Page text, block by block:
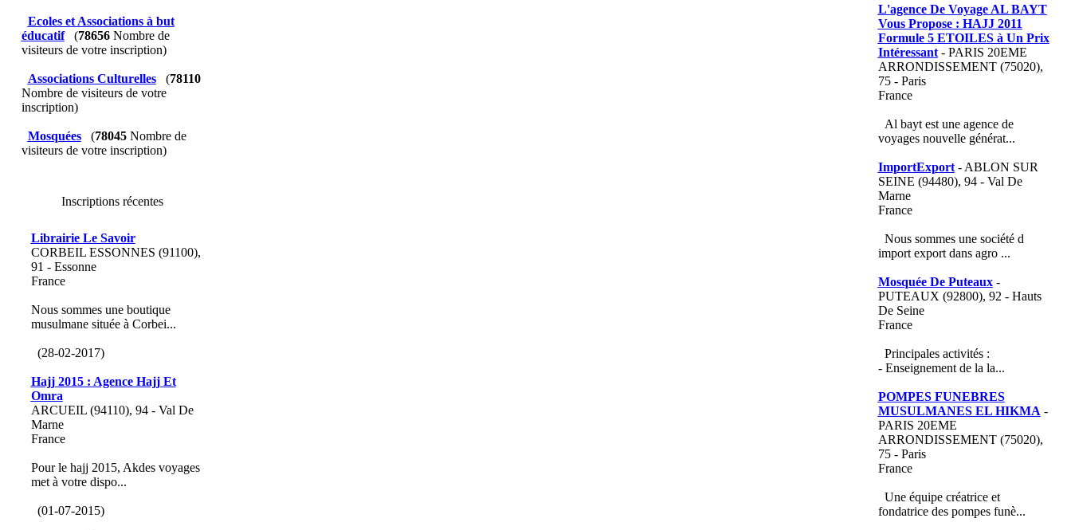
Ecoles et Associations à but
éducatif
(78656Nombre de
visiteurs de votre inscription)
Associations Culturelles (78110
Nombre de visiteurs de votre
inscription)
Mosquées (78045Nombre de
visiteurs de votre inscription)
Inscriptions récentes
Librairie Le Savoir
CORBEIL ESSONNES (91100),
91 - Essonne
France
Nous sommes une boutique
musulmane située à Corbei...
(28-02-2017)
Hajj 2015 : Agence Hajj Et
Omra
ARCUEIL (94110), 94 - Val De
Marne
France
Pour le hajj 2015, Akdes voyages
met à votre dispo...
(01-07-2015)
L'agence De Voyage AL BAYT
Vous Propose : HAJJ 2011
Formule 5 ETOILES à Un Prix
Intéressant- PARIS 20EME
ARRONDISSEMENT (75020),
75 - Paris
France
Al bayt est une agence de
voyages nouvelle générat...
ImportExport- ABLON SUR
SEINE (94480), 94 - Val De
Marne
France
Nous sommes une société d
import export dans agro ...
Mosquée De Puteaux-
PUTEAUX (92800), 92 - Hauts
De Seine
France
Principales activités :
- Enseignement de la la...
POMPES FUNEBRES
MUSULMANES EL HIKMA -
PARIS 20EME
ARRONDISSEMENT (75020),
75 - Paris
France
Une équipe créatrice et
fondatrice des pompes funè...